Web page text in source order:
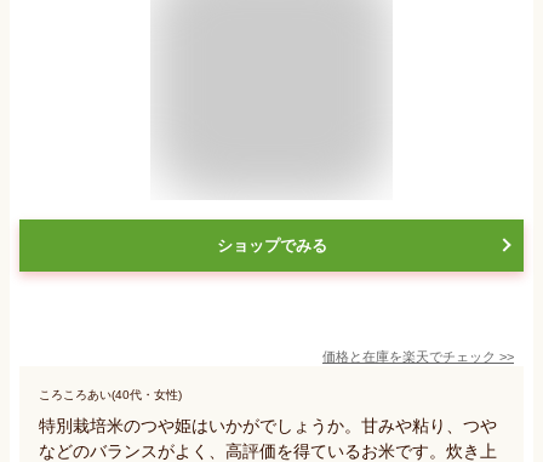
ショップでみる
価格と在庫を楽天でチェック >>
ころころあい(40代・女性)
特別栽培米のつや姫はいかがでしょうか。甘みや粘り、つや
などのバランスがよく、高評価を得ているお米です。炊き上